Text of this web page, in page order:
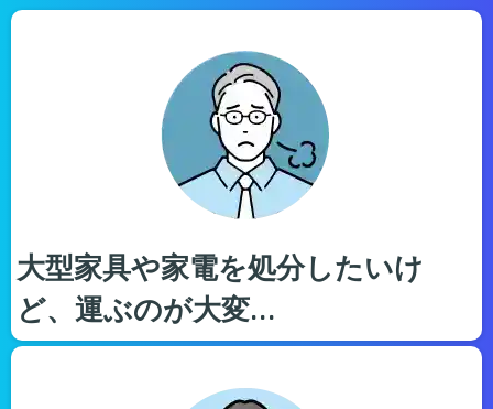
大型家具や家電を処分したいけ
ど、運ぶのが大変…